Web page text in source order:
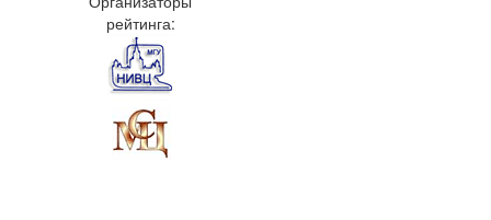
рейтинга: